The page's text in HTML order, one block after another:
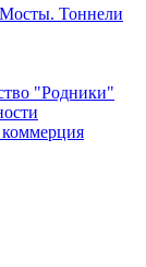
Мосты. Тоннели
"Родники"